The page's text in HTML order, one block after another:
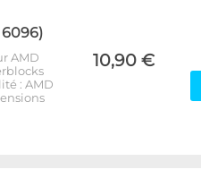
6096)
AMD
: AMD
10,90 €